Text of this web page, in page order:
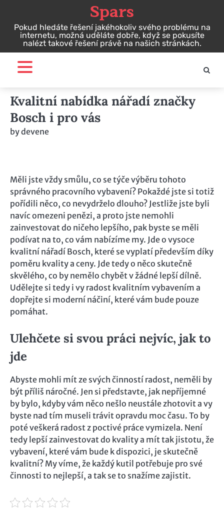
content
Spars
Pokud hledáte řešení jakéhokoliv svého problému na
internetu, možná uděláte dobře, když se pokusíte
nalézt takové řešení právě na našich stránkách.
Kvalitní nabídka nářadí značky
Bosch i pro vás
bydevene
Měli jste vždy smůlu, co se týče výběru tohoto
správného pracovního vybavení? Pokaždé jste si totiž
pořídili něco, co nevydrželo dlouho? Jestliže jste byli
navíc omezeni penězi, a proto jste nemohli
zainvestovat do ničeho lepšího, pak byste se měli
podívat na to, co vám nabízíme my. Jde o vysoce
kvalitní nářadí Bosch, které se vyplatí především díky
poměru kvality a ceny. Jde tedy o něco skutečně
skvělého, co by nemělo chybět v žádné lepší dílně.
Udělejte si tedy i vy radost kvalitním vybavením a
dopřejte si moderní náčiní, které vám bude pouze
pomáhat.
Ulehčete si svou práci nejvíc, jak to
jde
Abyste mohli mít ze svých činností radost, neměli by
být příliš náročné. Jen si představte, jak nepříjemné
by bylo, kdyby vám něco nešlo neustále zhotovit a vy
byste nad tím museli trávit opravdu moc času. To by
poté veškerá radost z poctivé práce vymizela. Není
tedy lepší zainvestovat do kvality a mít tak jistotu, že
vybavení, které vám bude k dispozici, je skutečně
kvalitní? My víme, že každý kutil potřebuje pro své
činnosti to nejlepší, a tak se to snažíme zajistit.